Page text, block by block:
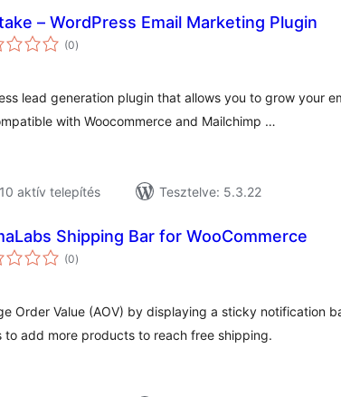
– WordPress Email Marketing Plugin
(0értékelés
összesen
)
lead generation plugin that allows you to grow your
with Woocommerce and Mailchimp …
aktív telepítés
Tesztelve: 5.3.22
Shipping Bar for WooCommerce
(0értékelés
összesen
)
Order Value (AOV) by displaying a sticky notification
to add more products to reach free shipping.